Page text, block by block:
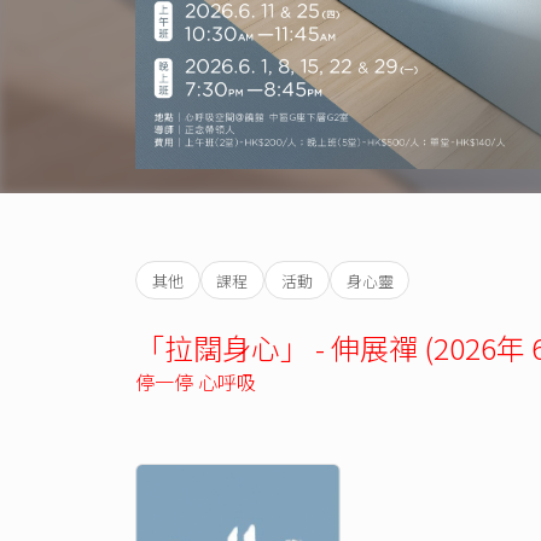
其他 課程 活動 身心靈
「拉闊身心」 - 伸展禪 (2026年
停一停 心呼吸